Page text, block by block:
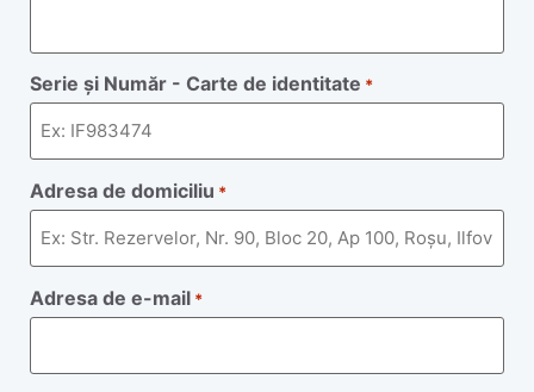
Serie și Număr - Carte de identitate *
Adresa de domiciliu *
Adresa de e-mail *